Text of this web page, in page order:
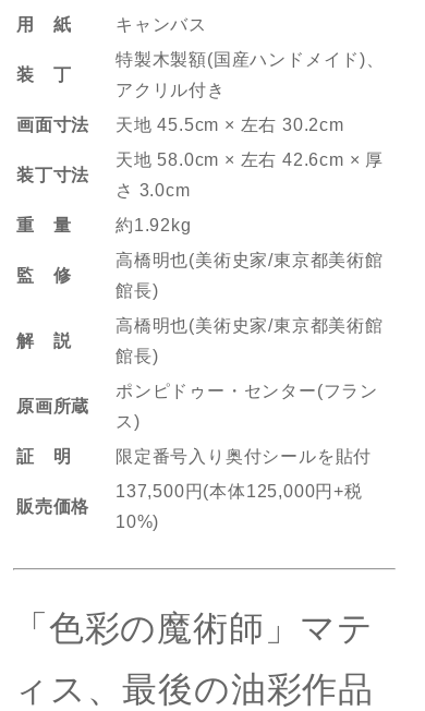
用 紙
キャンバス
装 丁
特製木製額(国産ハンドメイド)、
アクリル付き
画面寸法
天地 45.5cm × 左右 30.2cm
装丁寸法
天地 58.0cm × 左右 42.6cm × 厚
さ 3.0cm
重 量
約1.92kg
監 修
高橋明也(美術史家/東京都美術館
館長)
解 説
高橋明也(美術史家/東京都美術館
館長)
原画所蔵
ポンピドゥー・センター(フラン
ス)
証 明
限定番号入り奥付シールを貼付
販売価格
137,500円(本体125,000円+税
10%)
「色彩の魔術師」マテ
ィス、最後の油彩作品